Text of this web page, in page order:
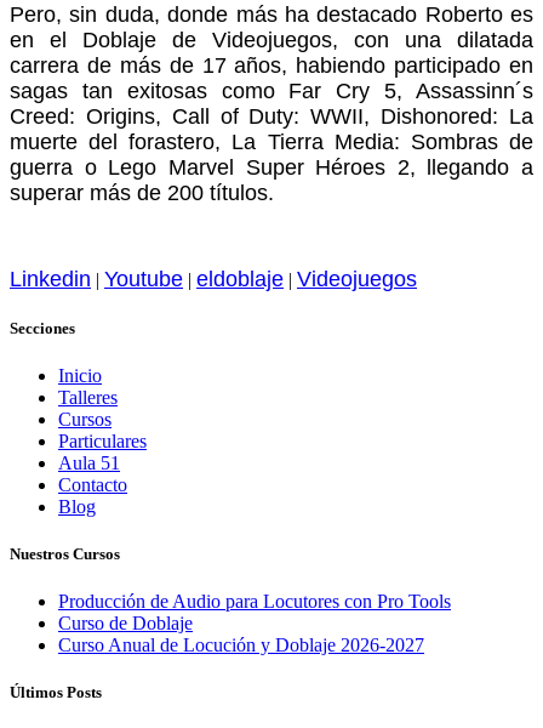
Pero, sin duda, donde más ha destacado Roberto es
en el Doblaje de Videojuegos, con una dilatada
carrera de más de 17 años, habiendo participado en
sagas tan exitosas como Far Cry 5, Assassinn´s
Creed: Origins, Call of Duty: WWII, Dishonored: La
muerte del forastero, La Tierra Media: Sombras de
guerra o Lego Marvel Super Héroes 2, llegando a
superar más de 200 títulos.
Linkedin | Youtube | eldoblaje | Videojuegos
Secciones
Inicio
Talleres
Cursos
Particulares
Aula 51
Contacto
Blog
Nuestros Cursos
Producción de Audio para Locutores con Pro Tools
Curso de Doblaje
Curso Anual de Locución y Doblaje 2026-2027
Últimos Posts